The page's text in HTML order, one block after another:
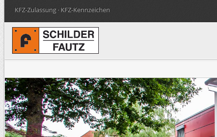
KFZ-Zulassung · KFZ-Kennzeichen